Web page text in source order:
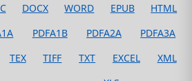
DOCX WORD EPUB
HTML
PDFA1B PDFA2A
PDFA3A
TEX TIFF TXT EXCEL
XML